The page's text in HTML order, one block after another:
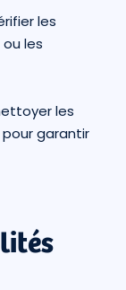
les
les
les
garantir